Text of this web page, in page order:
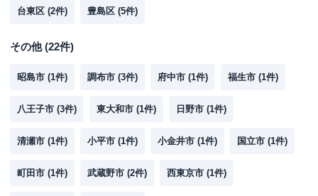
台東区 (2件) 豊島区 (5件)
その他(22件)
昭島市 (1件) 調布市 (3件) 府中市 (1件) 福生市 (1件)
八王子市 (3件) 東大和市 (1件) 日野市 (1件)
清瀬市 (1件) 小平市 (1件) 小金井市 (1件) 国立市 (1件)
町田市 (1件) 武蔵野市 (2件) 西東京市 (1件)